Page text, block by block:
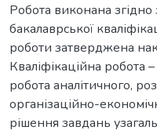
Робота виконана
бакалаврської
роботи затверджена
Кваліфікаційна робота
робота аналітичного,
організаційно-
рішення завдань